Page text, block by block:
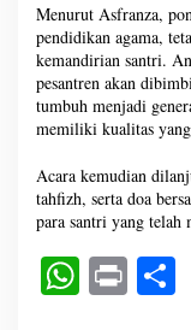
Menurut Asfranza,
pendidikan agama,
kemandirian santri.
pesantren akan
tumbuh menjadi
memiliki kualitas
Acara kemudian
tahfizh, serta doa
para santri yang telah
W
ha
Pr
in